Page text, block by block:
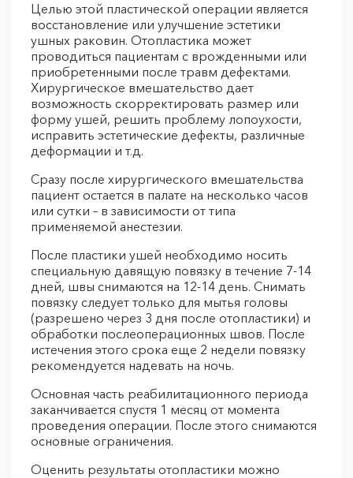
Целью этой пластической операции является
восстановление или улучшение эстетики
ушных раковин. Отопластика может
проводиться пациентам с врожденными или
приобретенными после травм дефектами.
Хирургическое вмешательство дает
возможность скорректировать размер или
форму ушей, решить проблему лопоухости,
исправить эстетические дефекты, различные
деформации и т.д.
Сразу после хирургического вмешательства
пациент остается в палате на несколько часов
или сутки – в зависимости от типа
применяемой анестезии.
После пластики ушей необходимо носить
специальную давящую повязку в течение 7-14
дней, швы снимаются на 12-14 день. Снимать
повязку следует только для мытья головы
(разрешено через 3 дня после отопластики) и
обработки послеоперационных швов. После
истечения этого срока еще 2 недели повязку
рекомендуется надевать на ночь.
Основная часть реабилитационного периода
заканчивается спустя 1 месяц от момента
проведения операции. После этого снимаются
основные ограничения.
Оценить результаты отопластики можно